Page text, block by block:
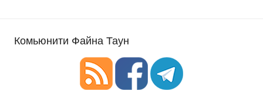
Комьюнити Файна Таун